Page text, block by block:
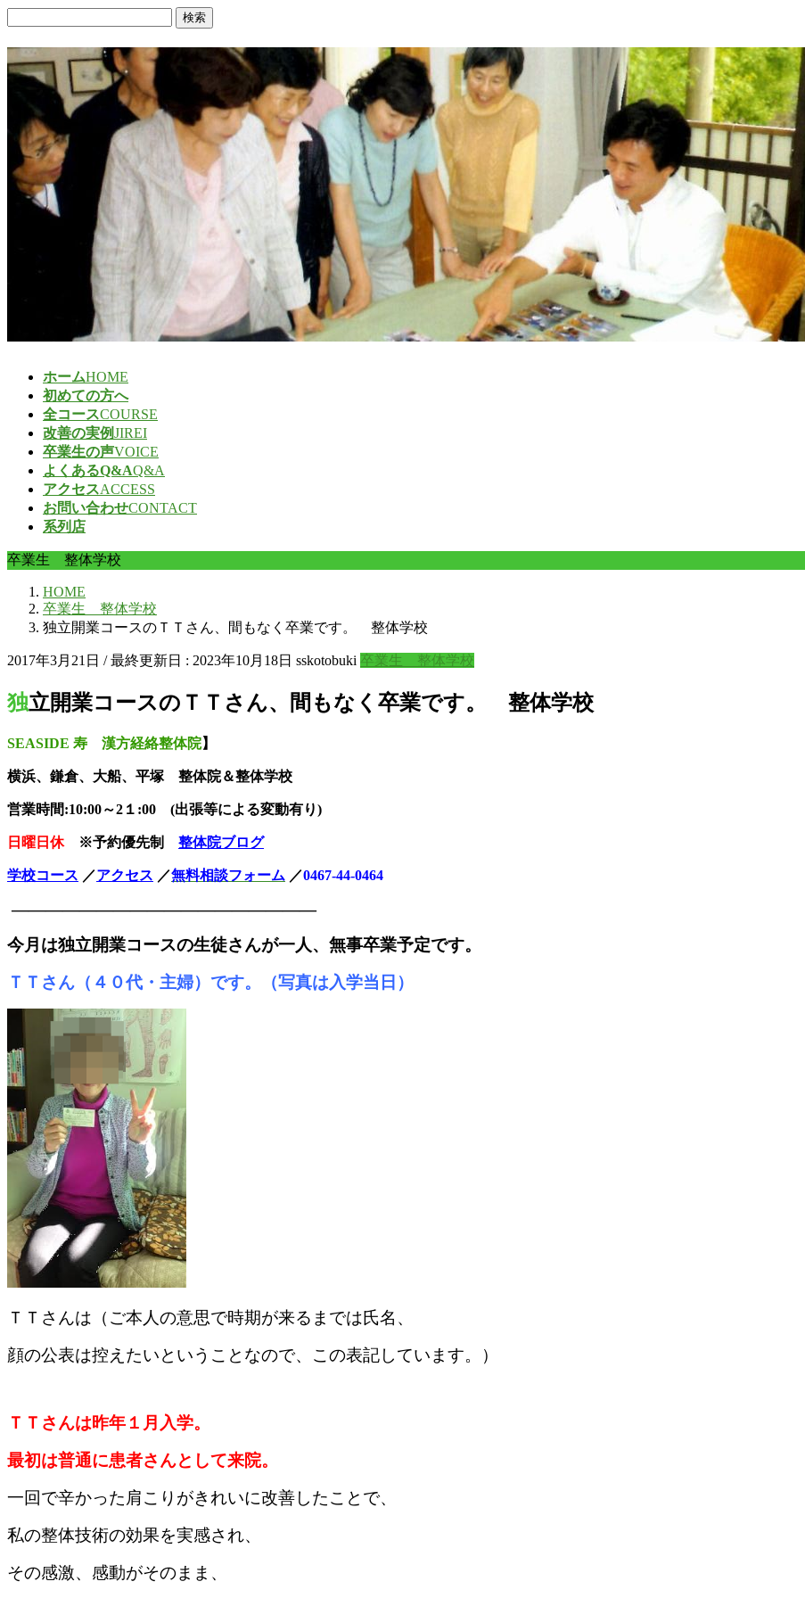
ホームHOME
初めての方へ
全コースCOURSE
改善の実例JIREI
卒業生の声VOICE
よくあるQ&AQ&A
アクセスACCESS
お問い合わせCONTACT
系列店
卒業生 整体学校
HOME
卒業生 整体学校
独立開業コースのＴＴさん、間もなく卒業です。 整体学校
2017年3月21日 / 最終更新日 : 2023年10月18日 sskotobuki 卒業生 整体学校
独立開業コースのＴＴさん、間もなく卒業です。 整体学校
SEASIDE 寿 漢方経絡整体院】
横浜、鎌倉、大船、平塚 整体院＆整体学校
営業時間:10:00～2１:00 (出張等による変動有り)
日曜日休※予約優先制 整体院ブログ
学校コース ／アクセス ／無料相談フォーム ／0467-44-0464
——————————————————
今月は独立開業コースの生徒さんが一人、 無事卒業予定です。
ＴＴさん（４０代・主婦）です。（写真は入学当日）
ＴＴさんは（ご本人の意思で時期が来るまでは氏名、
顔の公表は控えたいということなので、この表記しています。）
ＴＴさんは昨年１月入学。
最初は普通に患者さんとして来院。
一回で辛かった肩こりがきれいに改善したことで、
私の整体技術の効果を実感され、
その感激、感動がそのまま、